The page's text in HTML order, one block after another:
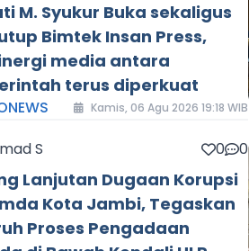
M. Syukur Buka sekaligus
Bimtek Insan Press,
media antara
terus diperkuat
Kamis, 06 Agu 2026 19:18 WIB
S 0 0
Lanjutan Dugaan Korupsi
Kota Jambi, Tegaskan
Proses Pengadaan